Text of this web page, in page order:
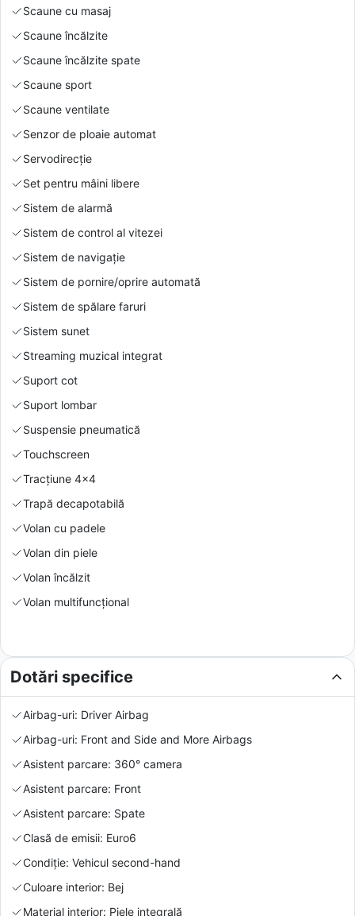
Scaune cu masaj
Scaune încălzite
Scaune încălzite spate
Scaune sport
Scaune ventilate
Senzor de ploaie automat
Servodirecție
Set pentru mâini libere
Sistem de alarmă
Sistem de control al vitezei
Sistem de navigație
Sistem de pornire/oprire automată
Sistem de spălare faruri
Sistem sunet
Streaming muzical integrat
Suport cot
Suport lombar
Suspensie pneumatică
Touchscreen
Tracțiune 4x4
Trapă decapotabilă
Volan cu padele
Volan din piele
Volan încălzit
Volan multifuncțional
Dotări specifice
Airbag-uri: Driver Airbag
Airbag-uri: Front and Side and More Airbags
Asistent parcare: 360° camera
Asistent parcare: Front
Asistent parcare: Spate
Clasă de emisii: Euro6
Condiție: Vehicul second-hand
Culoare interior: Bej
Material interior: Piele integrală